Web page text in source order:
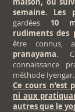
semaine. Les
gardées 10
rudiments des
être connus,
pranayama.
connaissance
méthode Iyengar.
Ce cours n’est
ni aux
autres que le